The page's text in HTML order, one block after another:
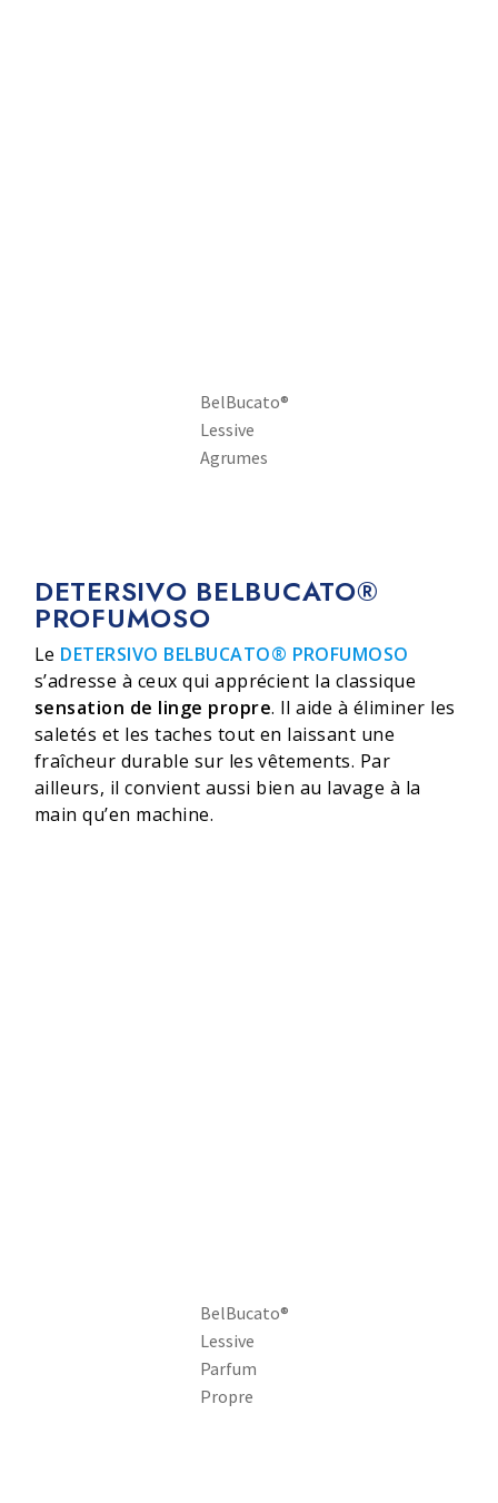
BelBucato®
Lessive
Agrumes
DETERSIVO BELBUCATO®
PROFUMOSO
Le DETERSIVO BELBUCATO® PROFUMOSO
s’adresse à ceux qui apprécient la classique
sensation de linge propre. Il aide à éliminer les
saletés et les taches tout en laissant une
fraîcheur durable sur les vêtements. Par
ailleurs, il convient aussi bien au lavage à la
main qu’en machine.
BelBucato®
Lessive
Parfum
Propre